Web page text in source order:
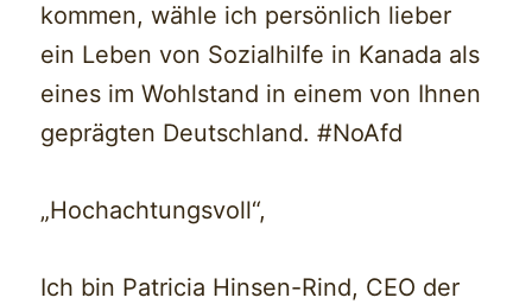
kommen, wähle ich persönlich lieber
ein Leben von Sozialhilfe in Kanada als
eines im Wohlstand in einem von Ihnen
geprägten Deutschland. #NoAfd
„Hochachtungsvoll“,
Ich bin Patricia Hinsen-Rind, CEO der